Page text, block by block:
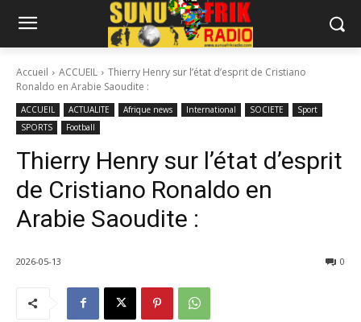
Accueil ACCUEIL
Thierry Henry sur l’état d’esprit de Cristiano
Ronaldo en Arabie Saoudite :
ACCUEIL ACTUALITE Afrique news International SOCIETE
Sport
SPORTS
Football
Thierry Henry sur l’état d’esprit
de Cristiano Ronaldo en
Arabie Saoudite :
2026-05-13 0